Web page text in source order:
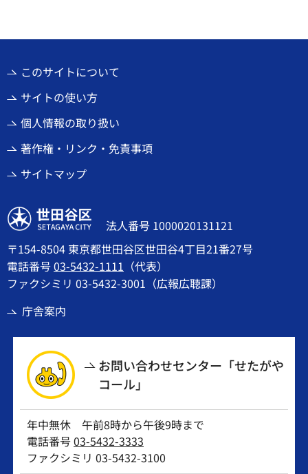
このサイトについて
サイトの使い方
個人情報の取り扱い
著作権・リンク・免責事項
サイトマップ
世田谷区
法人番号 1000020131121
〒154-8504 東京都世田谷区世田谷4丁目21番27号
電話番号03-5432-1111 （代表）
ファクシミリ 03-5432-3001（広報広聴課）
庁舎案内
お問い合わせセンター「せたがや
コール」
年中無休 午前8時から午後9時まで
電話番号03-5432-3333
ファクシミリ 03-5432-3100